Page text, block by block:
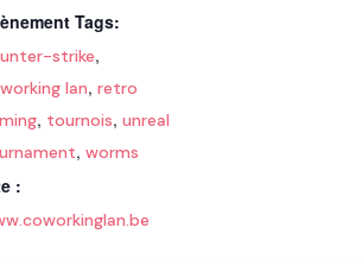
Tags:
strike,
lan, retro
, tournois, unreal
, worms
: